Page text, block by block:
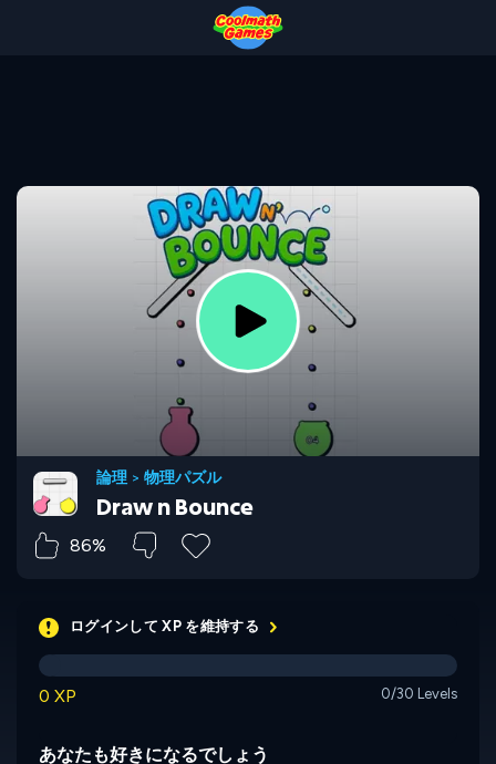
論理 > 物理パズル
Draw n Bounce
86%
ログインして XP を維持する
0 XP 0/30 Levels
あなたも好きになるでしょう